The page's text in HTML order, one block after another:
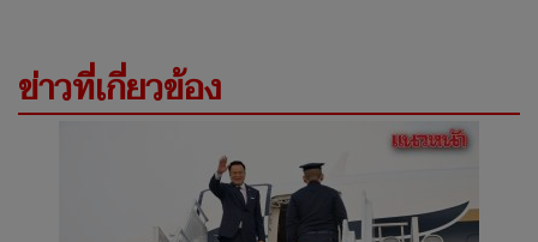
ข่าวที่เกี่ยวข้อง